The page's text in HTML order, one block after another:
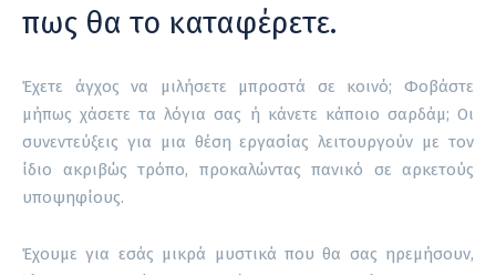
πως θα το καταφέρετε.
Έχετε άγχος να μιλήσετε μπροστά σε κοινό; Φοβάστε
μήπως χάσετε τα λόγια σας ή κάνετε κάποιο σαρδάμ; Οι
συνεντεύξεις για μια θέση εργασίας λειτουργούν με τον
ίδιο ακριβώς τρόπο, προκαλώντας πανικό σε αρκετούς
υποψηφίους.
Έχουμε για εσάς μικρά μυστικά που θα σας ηρεμήσουν,